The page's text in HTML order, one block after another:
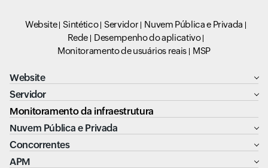
Website Sintético Servidor
Nuvem Pública e Privada
Rede
Desempenho do aplicativo
Monitoramento de usuários reais
MSP
Website
Servidor
Monitoramento da infraestrutura
Nuvem Pública e Privada
Concorrentes
APM